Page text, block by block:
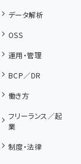
データ解析
OSS
運用・管理
BCP／DR
働き方
フリーランス／起
業
制度・法律